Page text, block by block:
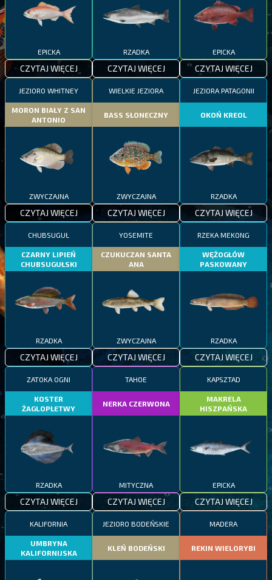
EPICKA
CZYTAJ WIĘCEJ
RZADKA
CZYTAJ WIĘCEJ
EPICKA
CZYTAJ WIĘCEJ
JEZIORO WHITNEY
MORON BIAŁY Z SAN
ANTONIO
ZWYCZAJNA
CZYTAJ WIĘCEJ
WIELKIE JEZIORA
BASS SŁONECZNY
ZWYCZAJNA
CZYTAJ WIĘCEJ
JEZIORA PATAGONII
OKOŃ KREOL
RZADKA
CZYTAJ WIĘCEJ
CHUBSUGUŁ
CZARNY LIPIEŃ
CHUBSUGUŁSKI
RZADKA
CZYTAJ WIĘCEJ
YOSEMITE
CZUKUCZAN SANTA
ANA
ZWYCZAJNA
CZYTAJ WIĘCEJ
RZEKA MEKONG
WĘŻOGŁÓW
PASKOWANY
RZADKA
CZYTAJ WIĘCEJ
ZATOKA OGNI
KOSTER
ŻAGLOPŁETWY
RZADKA
CZYTAJ WIĘCEJ
TAHOE
NERKA CZERWONA
MITYCZNA
CZYTAJ WIĘCEJ
KAPSZTAD
MAKRELA
HISZPAŃSKA
EPICKA
CZYTAJ WIĘCEJ
KALIFORNIA
UMBRYNA
KALIFORNIJSKA
JEZIORO BODEŃSKIE
KLEŃ BODEŃSKI
MADERA
REKIN WIELORYBI